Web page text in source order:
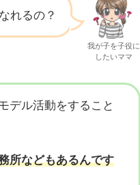
れるの？
我が子を子役に
したいママ
デル活動をすること
所などもあるんです